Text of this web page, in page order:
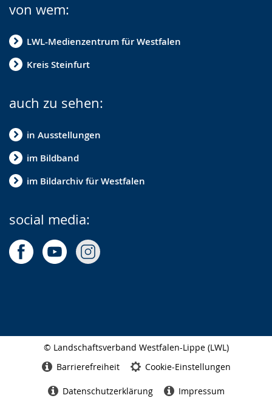
von wem:
LWL-Medienzentrum für Westfalen
Kreis Steinfurt
auch zu sehen:
in Ausstellungen
im Bildband
im Bildarchiv für Westfalen
social media:
© Landschaftsverband Westfalen-Lippe (LWL)
Barrierefreiheit Cookie-Einstellungen
Datenschutzerklärung Impressum